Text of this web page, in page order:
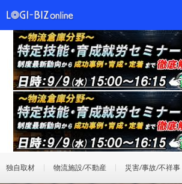
独自取材 物流施設/不動産 災害/事故/不祥事